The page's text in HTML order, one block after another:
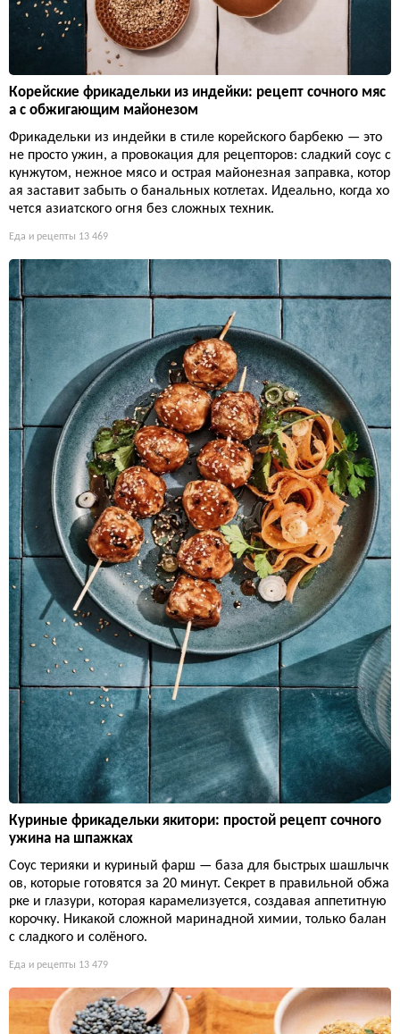
Корейские фрикадельки из индейки: рецепт сочного мяс
а с обжигающим майонезом
Фрикадельки из индейки в стиле корейского барбекю — это
не просто ужин, а провокация для рецепторов: сладкий соус с
кунжутом, нежное мясо и острая майонезная заправка, котор
ая заставит забыть о банальных котлетах. Идеально, когда хо
чется азиатского огня без сложных техник.
Еда и рецепты 13 469
Куриные фрикадельки якитори: простой рецепт сочного
ужина на шпажках
Соус терияки и куриный фарш — база для быстрых шашлычк
ов, которые готовятся за 20 минут. Секрет в правильной обжа
рке и глазури, которая карамелизуется, создавая аппетитную
корочку. Никакой сложной маринадной химии, только балан
с сладкого и солёного.
Еда и рецепты 13 479